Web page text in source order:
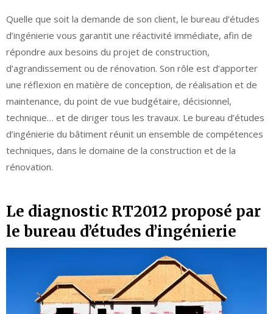
Quelle que soit la demande de son client, le bureau d’études
d’ingénierie vous garantit une réactivité immédiate, afin de
répondre aux besoins du projet de construction,
d’agrandissement ou de rénovation. Son rôle est d’apporter
une réflexion en matière de conception, de réalisation et de
maintenance, du point de vue budgétaire, décisionnel,
technique… et de diriger tous les travaux. Le bureau d’études
d’ingénierie du bâtiment réunit un ensemble de compétences
techniques, dans le domaine de la construction et de la
rénovation.
Le diagnostic RT2012 proposé par
le bureau d’études d’ingénierie